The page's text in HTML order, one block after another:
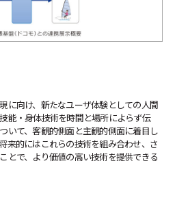
に向け、新たなユーザ体験としての人間
能・身体技術を時間と場所によらず伝
いて、客観的側面と主観的側面に着目し
来的にはこれらの技術を組み合わせ、さ
とで、より価値の高い技術を提供できる